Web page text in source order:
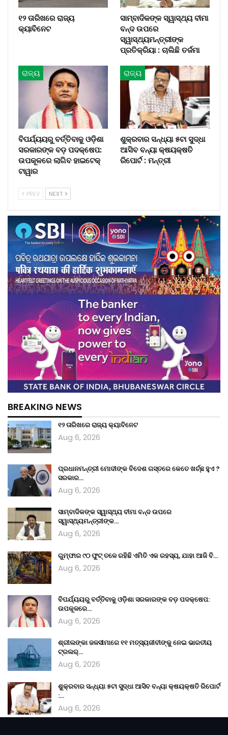
୧୨ ତାରିଖରେ ରାଜ୍ୟ
କ୍ୟାବିନେଟ
ସାମ୍ବାଦିକଙ୍କ ସ୍ୱାସ୍ଥ୍ୟ ବୀମା
ବନ୍ଦ ଉପରେ
ସ୍ୱାସ୍ଥ୍ୟମନ୍ତ୍ରୀଙ୍କ
ପ୍ରତିକ୍ରିୟା : ଚାଲିଛି ତର୍ଜମା
ରାଜ୍ୟ
ବିପର୍ଯ୍ୟୟରୁ ବର୍ତ୍ତିବାକୁ ଓଡ଼ିଶା
ସରକାରଙ୍କ ବଡ଼ ପଦକ୍ଷେପ:
ଉପକୂଳରେ ଲାଗିବ ହାଇଟେକ୍‌
ଟାୱାର
ରାଜ୍ୟ
ଶୁକ୍ରବାର ସନ୍ଧ୍ୟା ୫ଟା ସୁଦ୍ଧା
ଆସିବ ବନ୍ୟା କ୍ଷୟକ୍ଷତି
ରିପୋର୍ଟ : ମନ୍ତ୍ରୀ
PREV NEXT
BREAKING NEWS
୧୨ ତାରିଖରେ ରାଜ୍ୟ କ୍ୟାବିନେଟ
Aug 6, 2026
ପ୍ରଧାନମନ୍ତ୍ରୀ ମୋଦୀଙ୍କ ବିଦେଶ ଗସ୍ତରେ କେତେ ଖର୍ଚ୍ଛ ହୁଏ ?
ସରକାର…
Aug 6, 2026
ସାମ୍ବାଦିକଙ୍କ ସ୍ୱାସ୍ଥ୍ୟ ବୀମା ବନ୍ଦ ଉପରେ
ସ୍ୱାସ୍ଥ୍ୟମନ୍ତ୍ରୀଙ୍କ…
Aug 6, 2026
ଗୁମ୍ଫାର ୯୦ ଫୁଟ୍ ତଳେ ରହିଛି ଏମିତି ଏକ ରହସ୍ୟ, ଯାହା ଆଜି ବି…
Aug 6, 2026
ବିପର୍ଯ୍ୟୟରୁ ବର୍ତ୍ତିବାକୁ ଓଡ଼ିଶା ସରକାରଙ୍କ ବଡ଼ ପଦକ୍ଷେପ:
ଉପକୂଳରେ…
Aug 6, 2026
ଶ୍ରୀଲଙ୍କା ଜଳସୀମାରେ ୧୧ ମତ୍ସ୍ୟଜୀବୀଙ୍କୁ ନେଇ ଭାରତୀୟ
ଟ୍ରଲର୍‌…
Aug 6, 2026
ଶୁକ୍ରବାର ସନ୍ଧ୍ୟା ୫ଟା ସୁଦ୍ଧା ଆସିବ ବନ୍ୟା କ୍ଷୟକ୍ଷତି ରିପୋର୍ଟ
:…
Aug 6, 2026